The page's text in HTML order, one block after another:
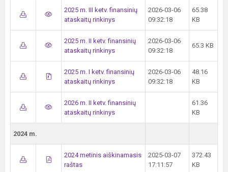
2025 m. III ketv. finansinių
ataskaitų rinkinys
2026-03-06
09:32:18
65.38
KB
2025 m. II ketv. finansinių
ataskaitų rinkinys
2026-03-06
09:32:18
65.3 KB
2025 m. I ketv. finansinių
ataskaitų rinkinys
2026-03-06
09:32:18
48.16
KB
2026 m. II ketv. finansinių
ataskaitų rinkinys
61.36
KB
2024 m.
2024 metinis aiškinamasis
raštas
2025-03-07
17:11:57
372.43
KB